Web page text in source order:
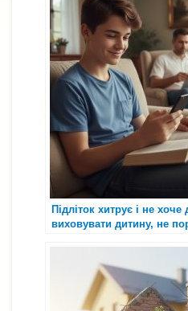
Підліток хитрує і не
виховувати дитину, не